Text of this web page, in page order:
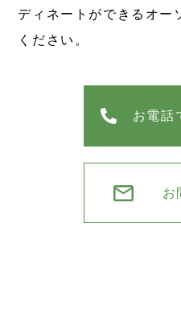
ディネートができるオー
ください。
お電話
お